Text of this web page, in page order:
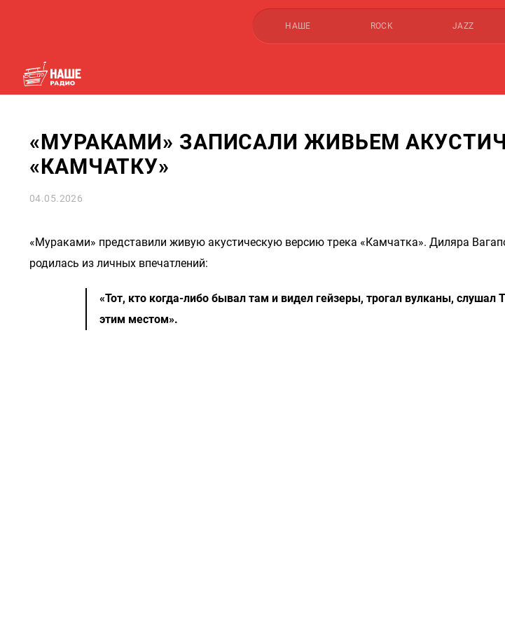
НАШЕ ROCK JAZZ
«МУРАКАМИ» ЗАПИСАЛИ ЖИВЬЕМ
«КАМЧАТКУ»
04.05.2026
«Мураками» представили живую акустическую версию трека «Камчатка». Диляра
родилась из личных впечатлений:
«Тот, кто когда-либо бывал там и видел гейзеры, трогал вулканы, слушал
этим местом».